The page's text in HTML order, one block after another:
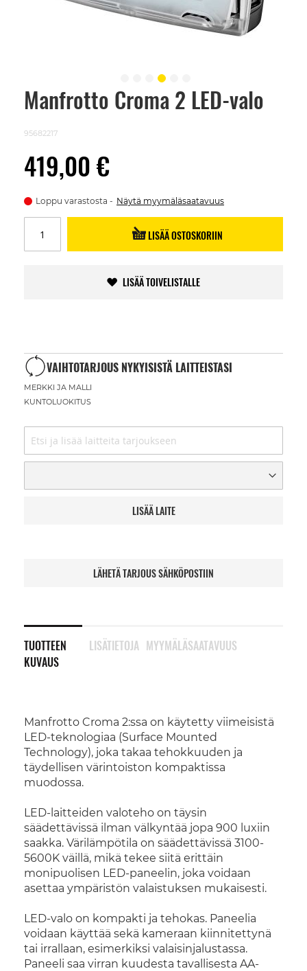
Manfrotto Croma 2 LED-valo
95682217
419,00 €
Loppu varastosta Näytä myymäläsaatavuus
LISÄÄ OSTOSKORIIN
LISÄÄ TOIVELISTALLE
VAIHTOTARJOUS NYKYISISTÄ LAITTEISTASI
MERKKI JA MALLI
KUNTOLUOKITUS
LISÄÄ LAITE
LÄHETÄ TARJOUS SÄHKÖPOSTIIN
TUOTTEEN
KUVAUS
Manfrotto Croma 2:ssa on käytetty viimeisistä
LED-teknologiaa (Surface Mounted
Technology), joka takaa tehokkuuden ja
täydellisen värintoiston kompaktissa
muodossa.
LED-laitteiden valoteho on täysin
säädettävissä ilman välkyntää jopa 900 luxiin
saakka. Värilämpötila on säädettävissä 3100-
5600K väillä, mikä tekee siitä erittäin
monipuolisen LED-paneelin, joka voidaan
asettaa ympäristön valaistuksen mukaisesti.
LED-valo on kompakti ja tehokas. Paneelia
voidaan käyttää sekä kameraan kiinnitettynä
tai irrallaan, esimerkiksi valaisinjalustassa.
Paneeli saa virran kuudesta tavallisesta AA-
LISÄTIETOJA MYYMÄLÄSAATAVUUS
Skip
images
gallery